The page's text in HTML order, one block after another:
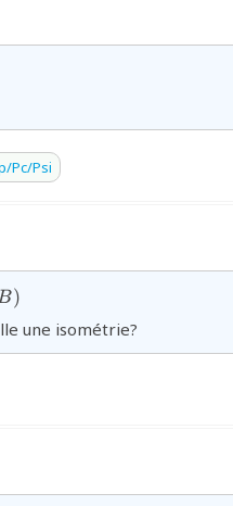
Pc/Psi
)
une isométrie?